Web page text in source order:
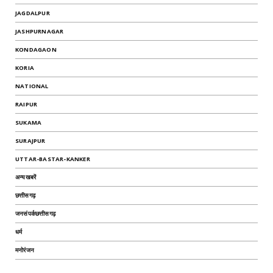
JAGDALPUR
JASHPURNAGAR
KONDAGAON
KORIA
NATIONAL
RAIPUR
SUKAMA
SURAJPUR
UTTAR-BASTAR-KANKER
अन्यखबरें
छत्तीसगढ़
जनसंपर्कछत्तीसगढ़
धर्म
मनोरंजन